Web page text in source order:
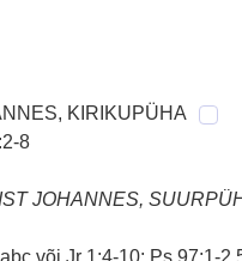
KIRIKUPÜHA
8
JOHANNES,
või Jr 1:4-10; Ps 97:1-